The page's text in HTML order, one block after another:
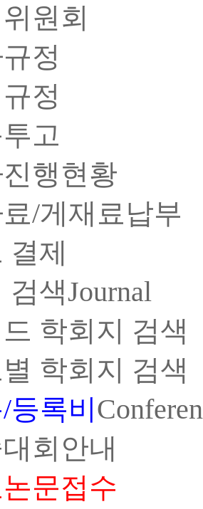
원회
정
정
고
행현황
/게재료납부
결제
검색Journal
학회지 검색
학회지 검색
등록비
회안내
문접수